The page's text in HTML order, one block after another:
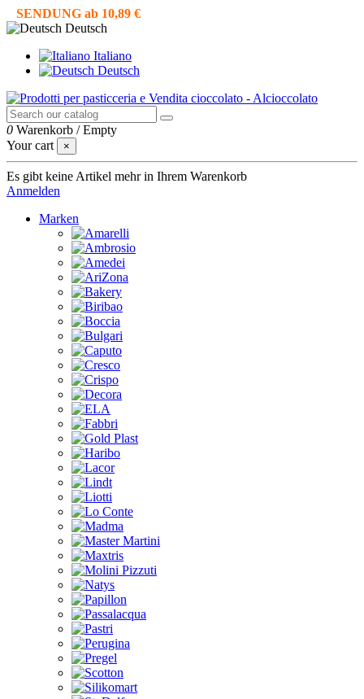
SENDUNG ab 10,89 €
Deutsch
Italiano
Deutsch
0 Warenkorb /Empty
Your cart
×
Es gibt keine Artikel mehr in Ihrem Warenkorb
Anmelden
Marken